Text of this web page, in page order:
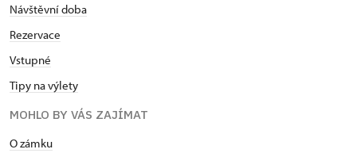
Návštěvní doba
Rezervace
Vstupné
Tipy na výlety
MOHLO BY VÁS ZAJÍMAT
O zámku